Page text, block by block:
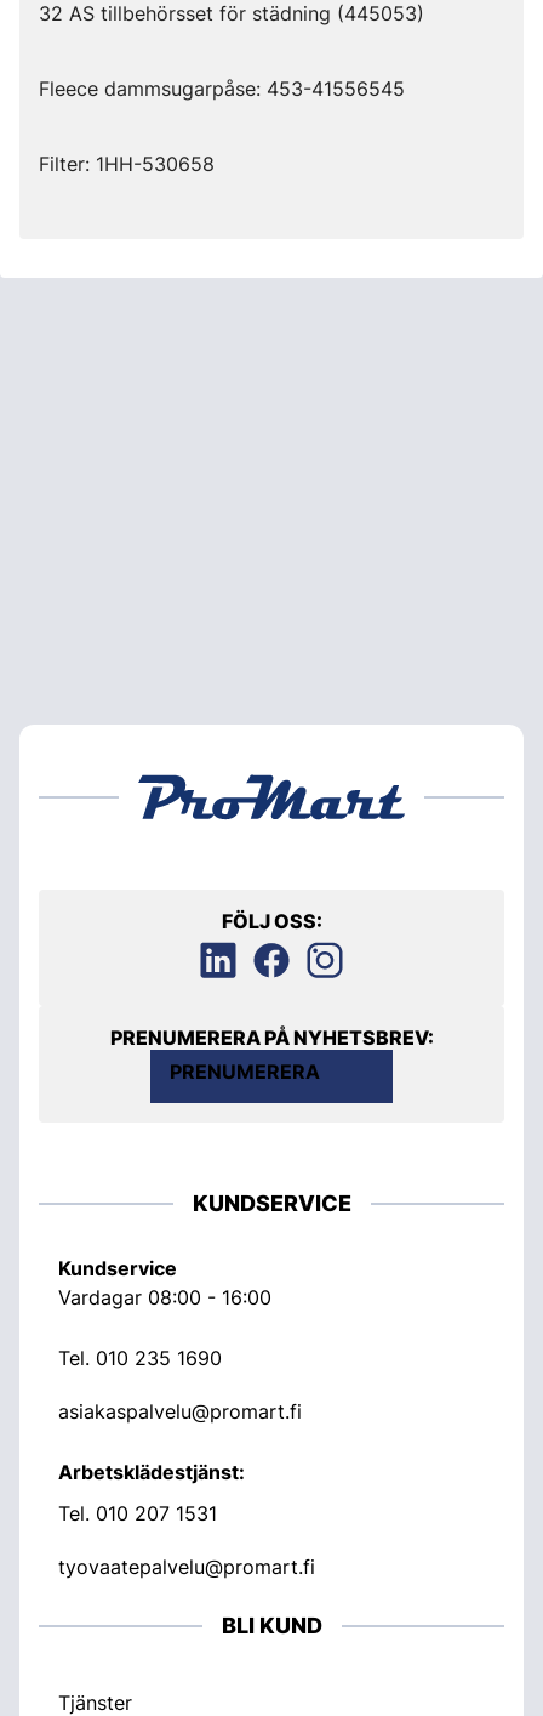
32 AS tillbehörsset för städning (445053)
Fleece dammsugarpåse: 453-41556545
Filter: 1HH-530658
FÖLJ OSS:
PRENUMERERA PÅ NYHETSBREV:
PRENUMERERA
KUNDSERVICE
Kundservice
Vardagar 08:00 - 16:00
Tel. 010 235 1690
asiakaspalvelu@promart.fi
Arbetsklädestjänst:
Tel. 010 207 1531
tyovaatepalvelu@promart.fi
BLI KUND
Tjänster